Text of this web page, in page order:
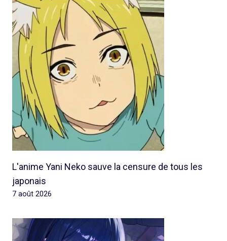
L'anime Yani Neko sauve la censure de tous les
japonais
7 août 2026